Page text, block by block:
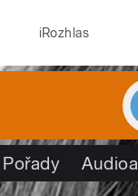
iRozhlas
Pořady